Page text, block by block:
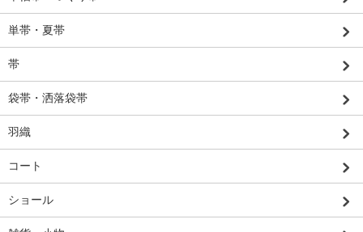
単帯・夏帯
帯
袋帯・洒落袋帯
羽織
コート
ショール